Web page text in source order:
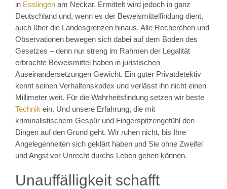
in Esslingen am Neckar. Ermittelt wird jedoch in ganz
Deutschland und, wenn es der Beweismittelfindung dient,
auch über die Landesgrenzen hinaus. Alle Recherchen und
Observationen bewegen sich dabei auf dem Boden des
Gesetzes – denn nur streng im Rahmen der Legalität
erbrachte Beweismittel haben in juristischen
Auseinandersetzungen Gewicht. Ein guter Privatdetektiv
kennt seinen Verhaltenskodex und verlässt ihn nicht einen
Millimeter weit. Für die Wahrheitsfindung setzen wir beste
Technik ein. Und unsere Erfahrung, die mit
kriminalistischem Gespür und Fingerspitzengefühl den
Dingen auf den Grund geht. Wir ruhen nicht, bis Ihre
Angelegenheiten sich geklärt haben und Sie ohne Zweifel
und Angst vor Unrecht durchs Leben gehen können.
Unauffälligkeit schafft